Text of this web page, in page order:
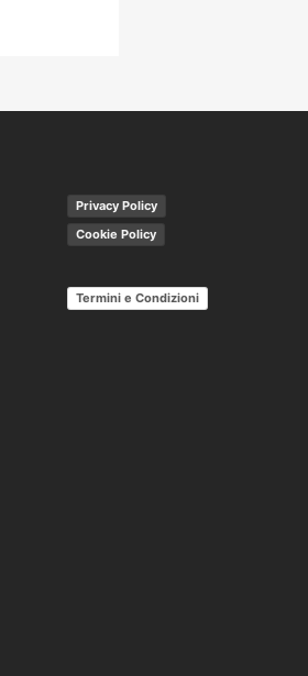
Privacy Policy
Cookie Policy
Termini e Condizioni